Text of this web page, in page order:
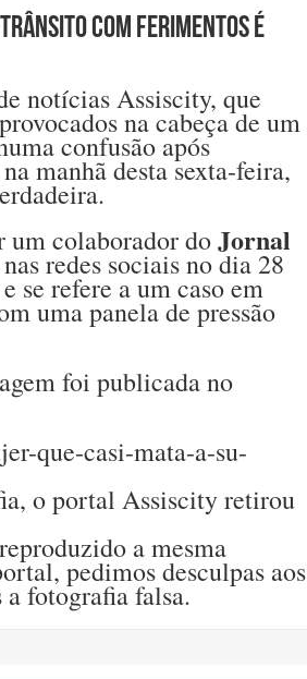
trânsito com ferimentos é
notícias Assiscity, que
na cabeça de um
confusão após
manhã desta sexta-feira,
um colaborador doJornal
redes sociais no dia 28
se refere a um caso em
uma panela de pressão
foi publicada no
que-casi-mata-a-su-
o portal Assiscity retirou
a mesma
pedimos desculpas aos
fotografia falsa.